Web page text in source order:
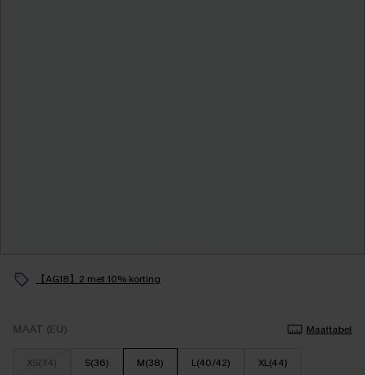
【AG18】2 met 10% korting
MAAT (EU) Maattabel
XS(34) S(36) M(38) L(40/42) XL(44)